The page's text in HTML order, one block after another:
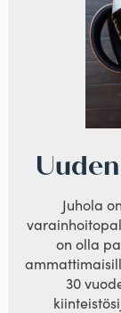
Juhola
on olla
30